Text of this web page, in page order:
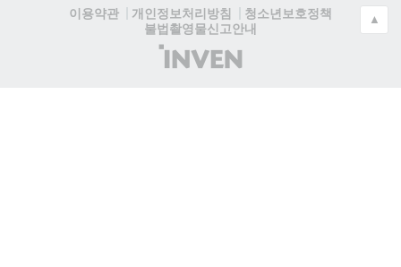
이용약관
개인정보처리방침
청소년보호정책
불법촬영물신고안내
(주)
인
▲